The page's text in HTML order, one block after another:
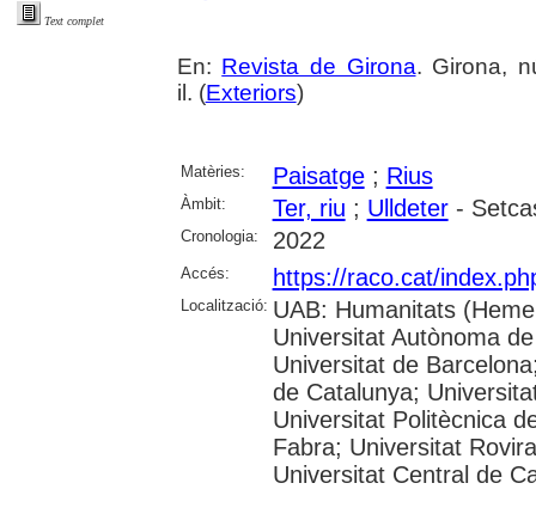
Text complet
En: Revista de Girona. Girona,
il. (Exteriors)
Matèries: Paisatge; Rius
Àmbit: Ter, riu ; Ulldeter-
Cronologia: 2022
Accés: https://raco.cat/
Localització: UAB: Humanitats
Universitat Autònoma
Universitat de
de Catalunya;
Universitat Politècnica
Fabra; Universitat
Universitat Central de